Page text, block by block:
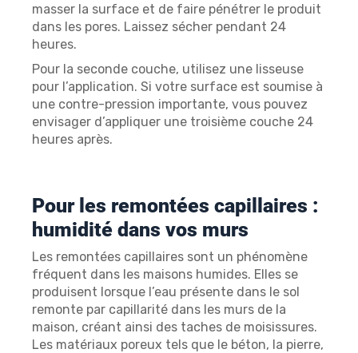
masser la surface et de faire pénétrer le produit
dans les pores. Laissez sécher pendant 24
heures.
Pour la seconde couche, utilisez une lisseuse
pour l’application. Si votre surface est soumise à
une contre-pression importante, vous pouvez
envisager d’appliquer une troisième couche 24
heures après.
Pour les remontées capillaires :
humidité dans vos murs
Les remontées capillaires sont un phénomène
fréquent dans les maisons humides. Elles se
produisent lorsque l’eau présente dans le sol
remonte par capillarité dans les murs de la
maison, créant ainsi des taches de moisissures.
Les matériaux poreux tels que le béton, la pierre,